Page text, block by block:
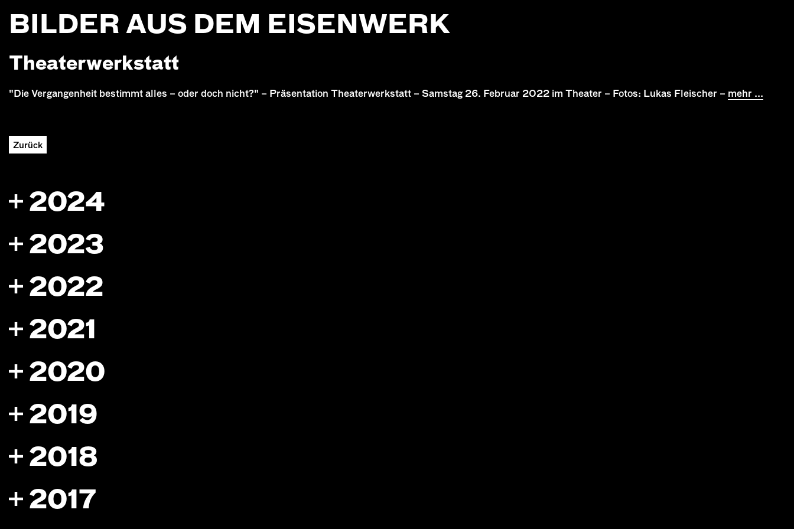
BILDER AUS DEM EISENWERK
Theaterwerkstatt
"Die Vergangenheit bestimmt alles – oder doch nicht?" – Präsentation Theaterwerkstatt – Samstag 26. Februar 2022 im Theater – Fotos: Lukas Fleischer – mehr ...
Zurück
2024
2023
2022
2021
2020
2019
2018
2017